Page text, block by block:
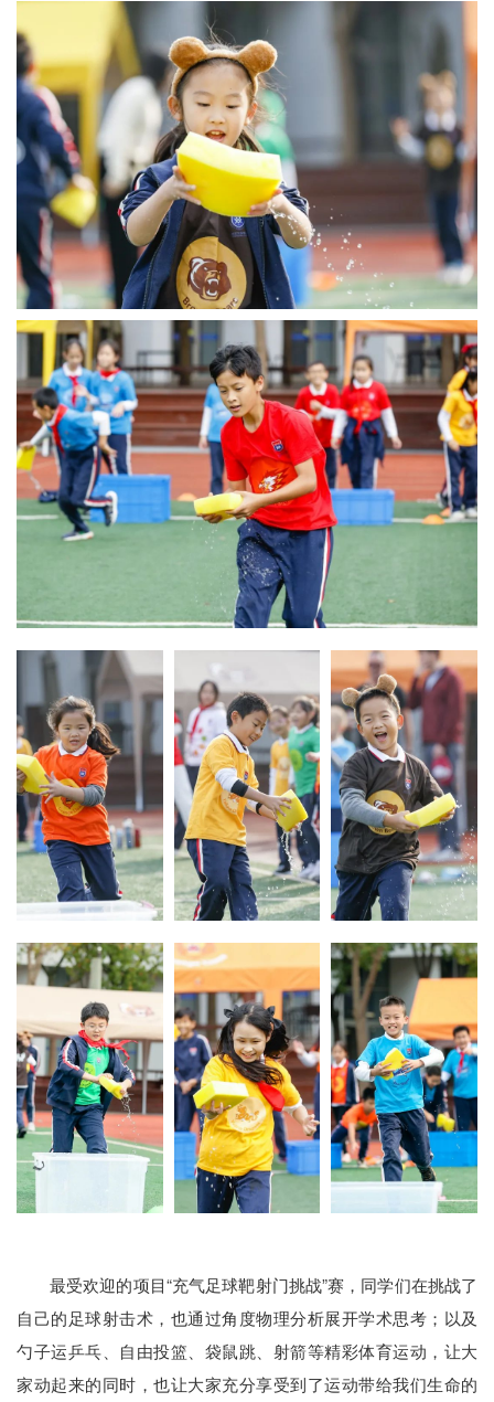
最受欢迎的项目“充气足球靶射门挑战”赛，同学们在挑战了
自己的足球射击术，也通过角度物理分析展开学术思考；以及
勺子运乒乓、自由投篮、袋鼠跳、射箭等精彩体育运动，让大
家动起来的同时，也让大家充分享受到了运动带给我们生命的